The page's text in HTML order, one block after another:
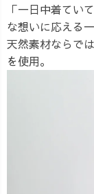
「一日中着てい
な想いに応える
天然素材ならで
を使用。